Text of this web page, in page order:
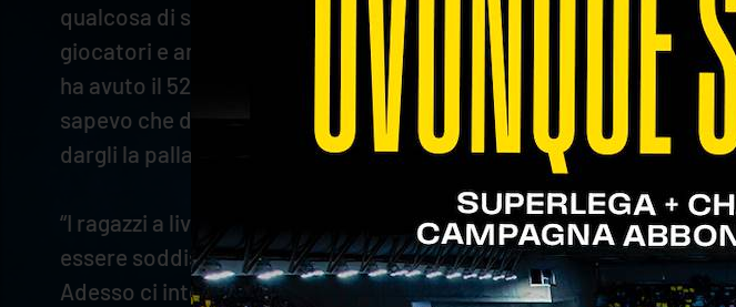
qualcosa di speciale. La squadra ha reagito, forse è la prima volta
giocatori e anche all’ingresso di Keita, che sicuramente ha
ha avuto il 52% di efficienza, ha fatto bene a muro e anche in
sapevo che dovevo rischiare. Lui ha messo a terra tre palloni
dargli la palla. Così è stato, poi Luca è stato bravo a capire che
“I ragazzi a livello psicologico si sono sbloccati – ha sottolineato
essere soddisfatti. I grandi campioni hanno sempre la sensazione
Adesso ci interessa recuperare bene i giocatori, il fatto che Keita